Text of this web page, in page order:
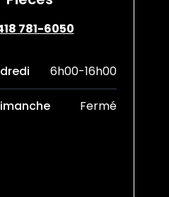
781-6050
6h00-16h00
Fermé